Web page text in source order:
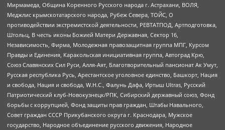
Мирмамеда, Община Коренного Русского народа г. Астрахани, ВОЛЯ,
Меджлис крымскотатарского народа, Рубеж Севера, ТОЙС, О
противодействии экстремистской деятельности, РЕВТАТПОД, Артподготовка,
Штольц, В честь иконы Божией Матери Державная, Сектор 16,
Независимость, Фирма, Молодежная правозащитная группа МПГ, Курсом
Правды и Единения, Каракольская инициативная группа, Автоград Крю,
Союз Славянских Сил Руси, Алля-Аят, Благотворительный пансионат Ак Умут,
Русская республика Русь, Арестантское уголовное единство, Башкорт, Нация
и свобода, Нация и свобода, W.H.С., Фалунь Дафа, Иртыш Ultras, Русский
Патриотический клуб-Новокузнецк/РПК, Сибирский державный союз, Фонд
борьбы с коррупцией, Фонд защиты прав граждан, Штабы Навального,
Совет граждан СССР Прикубанского округа г. Краснодара, Мужское
государство, Народное объединение русского движения, Народное